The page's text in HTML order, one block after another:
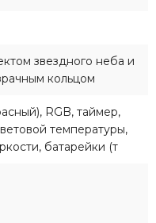
звездного неба и
кольцом
RGB, таймер,
температуры,
батарейки (т